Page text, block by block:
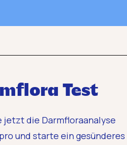
Test
jetzt die Darmfloraanalyse
und starte ein gesünderes